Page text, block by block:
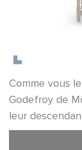
Comme vous
Godefroy de
leur